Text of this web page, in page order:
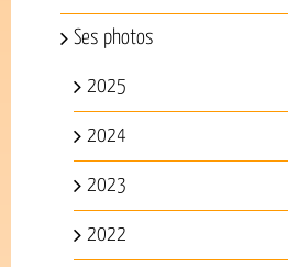
Ses photos
2025
2024
2023
2022